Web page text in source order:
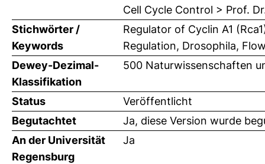
Cell Cycle Control > Prof.
Stichwörter /
Keywords
Regulator of Cyclin A1
Regulation, Drosophila,
Dewey-Dezimal-
Klassifikation
500 Naturwissenschaften
Status
Veröffentlicht
Begutachtet
Ja, diese Version wurde
An der Universität
Regensburg
Ja